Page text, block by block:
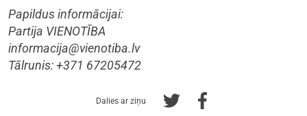
Papildus informācijai:
Partija VIENOTĪBA
informacija@vienotiba.lv
Tālrunis: +371 67205472
Dalies ar ziņu